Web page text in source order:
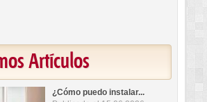
Artículos
¿Cómo puedo instalar...